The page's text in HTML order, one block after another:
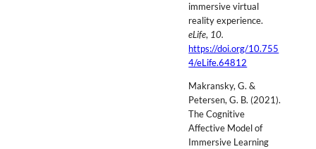
immersive virtual
reality experience.
eLife, 10.
https://doi.org/10.755
4/eLife.64812
Makransky, G. &
Petersen, G. B. (2021).
The Cognitive
Affective Model of
Immersive Learning